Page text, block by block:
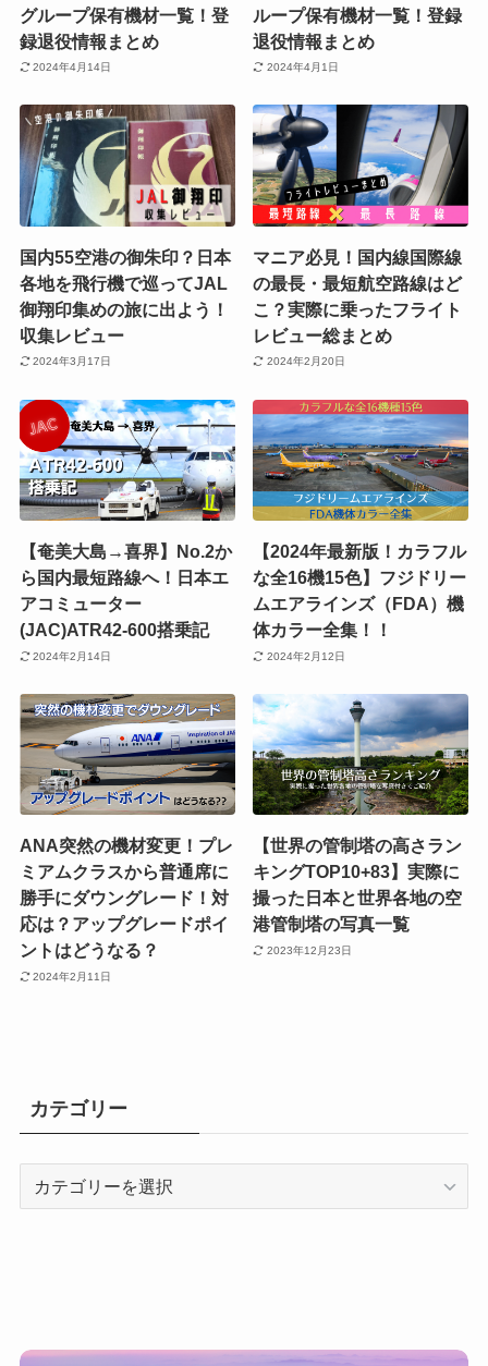
グループ保有機材一覧！登
録退役情報まとめ
2024年4月14日
ループ保有機材一覧！登録
退役情報まとめ
2024年4月1日
国内55空港の御朱印？日本
各地を飛行機で巡ってJAL
御翔印集めの旅に出よう！
収集レビュー
2024年3月17日
マニア必見！国内線国際線
の最長・最短航空路線はど
こ？実際に乗ったフライト
レビュー総まとめ
2024年2月20日
【奄美大島→喜界】No.2か
ら国内最短路線へ！日本エ
アコミューター
(JAC)ATR42-600搭乗記
2024年2月14日
【2024年最新版！カラフル
な全16機15色】フジドリー
ムエアラインズ（FDA）機
体カラー全集！！
2024年2月12日
ANA突然の機材変更！プレ
ミアムクラスから普通席に
勝手にダウングレード！対
応は？アップグレードポイ
ントはどうなる？
2024年2月11日
【世界の管制塔の高さラン
キングTOP10+83】実際に
撮った日本と世界各地の空
港管制塔の写真一覧
2023年12月23日
カテゴリー